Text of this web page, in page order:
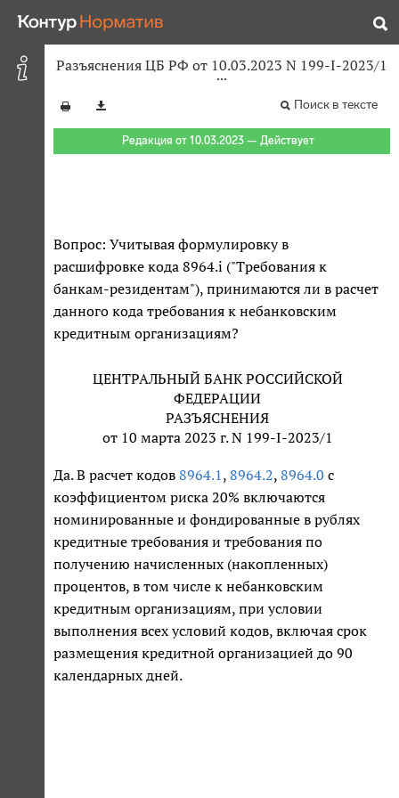
Разъяснения ЦБ РФ от 10.03.2023 N 199-I-2023/1
Поиск в тексте
Редакция от 10.03.2023 — Действует
Вопрос: Учитывая формулировку в
расшифровке кода 8964.i ("Требования к
банкам-резидентам"), принимаются ли в расчет
данного кода требования к небанковским
кредитным организациям?
ЦЕНТРАЛЬНЫЙ БАНК РОССИЙСКОЙ
ФЕДЕРАЦИИ
РАЗЪЯСНЕНИЯ
от 10 марта 2023 г. N 199-I-2023/1
Да. В расчет кодов 8964.1 , 8964.2, 8964.0 с
коэффициентом риска 20% включаются
номинированные и фондированные в рублях
кредитные требования и требования по
получению начисленных (накопленных)
процентов, в том числе к небанковским
кредитным организациям, при условии
выполнения всех условий кодов, включая срок
размещения кредитной организацией до 90
календарных дней.